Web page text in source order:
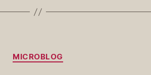
Kategorien
MICROBLOG